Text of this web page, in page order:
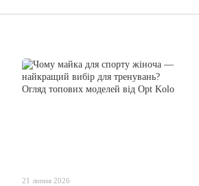
21 липня 2026